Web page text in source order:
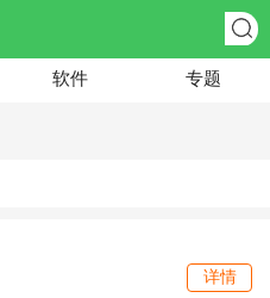
软件 专题
详情